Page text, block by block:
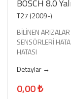
BOSCH 8.0
T27 (2009-)
BİLİNEN
SENSÖRLERİ
HATASI
Detaylar →
0,00 ₺